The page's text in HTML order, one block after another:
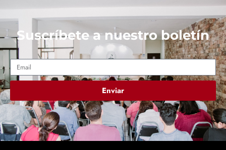
Suscríbete a nuestro boletín
Enviar